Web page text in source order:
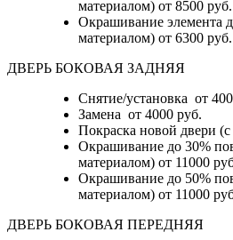
материалом) от 8500 руб.
Окрашивание элемента
материалом) от 6300 руб.
ДВЕРЬ БОКОВАЯ ЗАДНЯЯ
Снятие/установка от
Замена от 4000 руб.
Покраска новой двери
Окрашивание до 30%
материалом) от 11000
Окрашивание до 50%
материалом) от 11000
ДВЕРЬ БОКОВАЯ ПЕРЕДНЯЯ